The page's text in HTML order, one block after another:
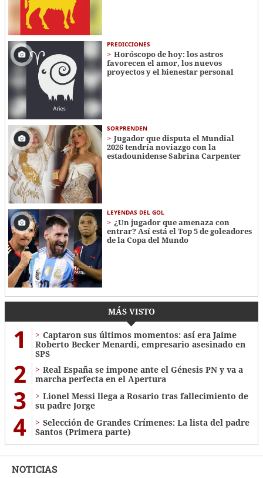
PREDICCIONES
Horóscopo de hoy: los astros
favorecen el amor, los nuevos
proyectos y el bienestar personal
SORPRENDEN
Jugador que disputa el Mundial
2026 tendría noviazgo con la
estadounidense Sabrina Carpenter
LEYENDAS DEL GOL
¿Un jugador que amenaza con
entrar? Así está el Top 5 de goleadores
de la Copa del Mundo
MÁS VISTO
1
Captaron sus últimos momentos: así era Jaime
Roberto Becker Menardi​​​, empresario asesinado en
SPS
2
Real España se impone ante el Génesis PN y va a
marcha perfecta en el Apertura
3
Lionel Messi llega a Rosario tras fallecimiento de
su padre Jorge
4
Selección de Grandes Crímenes: La lista del padre
Santos (Primera parte)
NOTICIAS